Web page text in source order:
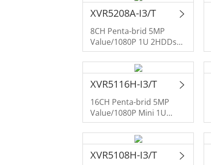
XVR5208A-I3/T
8CH Penta-brid 5MP
Value/1080P 1U 2HDDs
WizSense Digital Video
Recorder
XVR5116H-I3/T
16CH Penta-brid 5MP
Value/1080P Mini 1U
1HDD WizSense Digital
Video Recorder
XVR5108H-I3/T